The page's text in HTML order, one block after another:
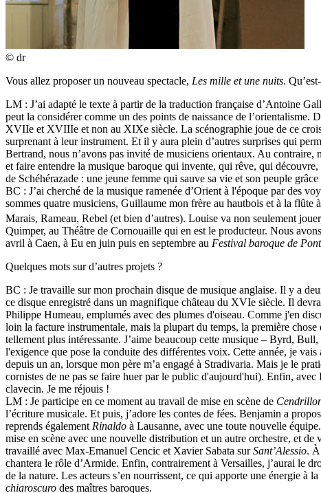
© dr
Vous allez proposer un nouveau spectacle, Les mille et une nuits.
LM : J’ai adapté le texte à partir de la traduction française d’Antoine
peut la considérer comme un des points de naissance de l’orientalisme.
XVIIe et XVIIIe et non au XIXe siècle. La scénographie joue de ce
surprenant à leur instrument. Et il y aura plein d’autres surprises qui
Bertrand, nous n’avons pas invité de musiciens orientaux. Au
et faire entendre la musique baroque qui invente, qui rêve, qui
de Schéhérazade : une jeune femme qui sauve sa vie et son peuple
BC : J’ai cherché de la musique ramenée d’Orient à l'époque par des
sommes quatre musiciens, Guillaume mon frère au hautbois et à la
Marais, Rameau, Rebel (et bien d’autres). Louise va non seulement
Quimper, au Théâtre de Cornouaille qui en est le producteur. Nous
avril à Caen, à Eu en juin puis en septembre au Festival baroque de
Quelques mots sur d’autres projets ?
BC : Je travaille sur mon prochain disque de musique anglaise. Il y a
ce disque enregistré dans un magnifique château du XVIe siècle. Il
Philippe Humeau, emplumés avec des plumes d'oiseau. Comme j'en
loin la facture instrumentale, mais la plupart du temps, la première
tellement plus intéressante. J’aime beaucoup cette musique – Byrd,
l'exigence que pose la conduite des différentes voix. Cette année, je
depuis un an, lorsque mon père m’a engagé à Stradivaria. Mais je le
cornistes de ne pas se faire huer par le public d'aujourd'hui). Enfin,
clavecin. Je me réjouis !
LM : Je participe en ce moment au travail de mise en scène de
l’écriture musicale. Et puis, j’adore les contes de fées. Benjamin a
reprends égalementRinaldo à Lausanne, avec une toute nouvelle
mise en scène avec une nouvelle distribution et un autre orchestre, et
travaillé avec Max-Emanuel Cencic et Xavier Sabata surSant’Alessio. À
chantera le rôle d’Armide. Enfin, contrairement à Versailles, j’aurai le
de la nature. Les acteurs s’en nourrissent, ce qui apporte une énergie à
chiaroscuro des maîtres baroques.